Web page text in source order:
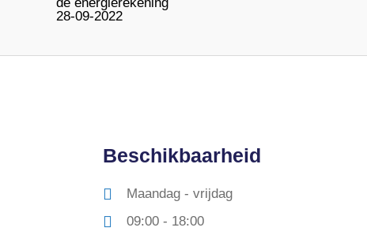
28-09-2022
Beschikbaarheid
Maandag - vrijdag
09:00 - 18:00